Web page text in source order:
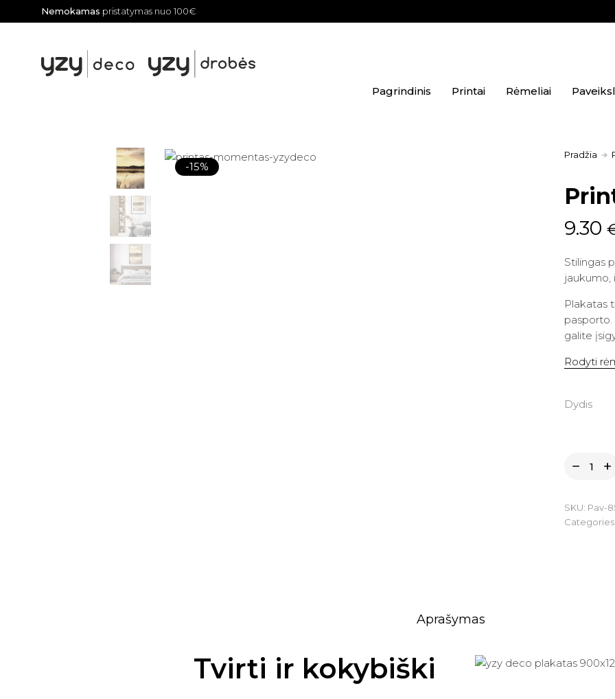
Nemokamas pristatymas nuo 100€
Pagrindinis Printai Rėmeliai
-15%
Pradžia
9.30
Stilingas
jaukumo,
Plakatas
galite
Rodyti
Dydis
SKU: Pav-
Categories:
Aprašymas
Tvirti ir kokybiški